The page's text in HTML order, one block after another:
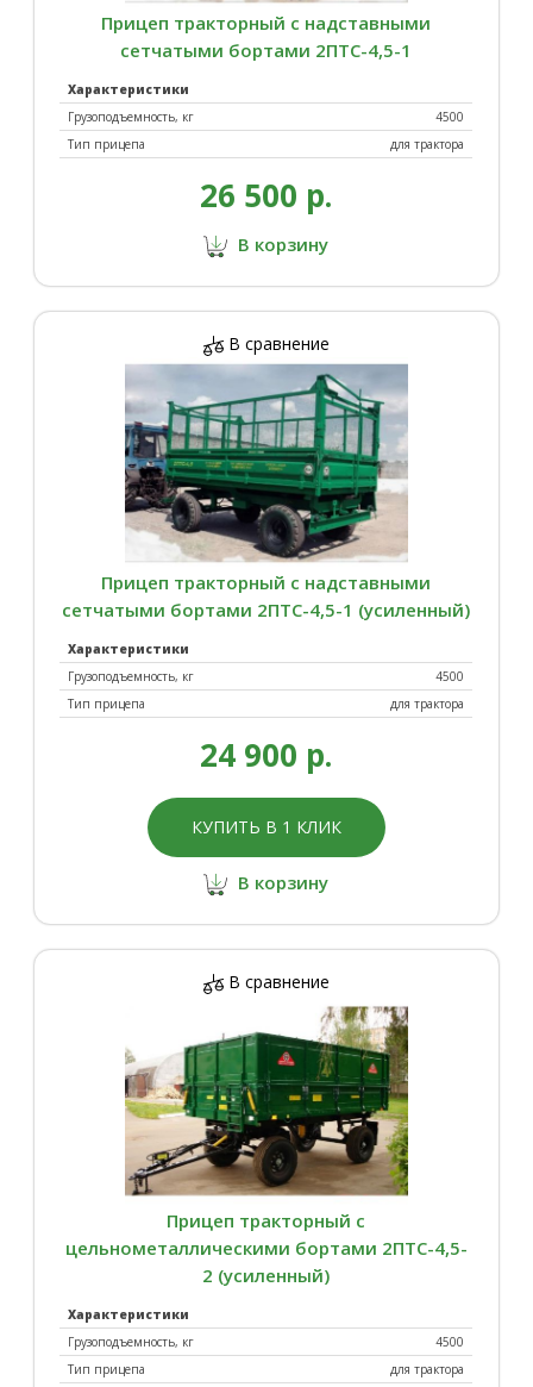
Прицеп тракторный с надставными
сетчатыми бортами 2ПТС-4,5-1
Характеристики
Грузоподъемность, кг
4500
Тип прицепа
для трактора
26 500 р.
В корзину
В сравнение
Прицеп тракторный с надставными
сетчатыми бортами 2ПТС-4,5-1 (усиленный)
Характеристики
Грузоподъемность, кг
4500
Тип прицепа
для трактора
24 900 р.
КУПИТЬ В 1 КЛИК
В корзину
В сравнение
Прицеп тракторный с
цельнометаллическими бортами 2ПТС-4,5-
2 (усиленный)
Характеристики
Грузоподъемность, кг
4500
Тип прицепа
для трактора